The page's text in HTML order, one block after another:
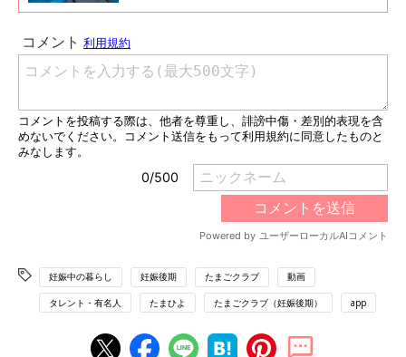
の体験談や、産婦人科医の笹森幸文先生に聞き
妊娠中の暮らし 妊娠後期 たまごクラブ 動画
タレント・有名人 たまひよ たまごクラブ（妊娠後期） app